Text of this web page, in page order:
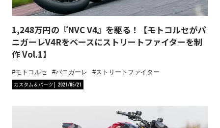
1,248万円の『NVC V4』を駆る！【モトコルセがパ
ニガーレV4Rをベースにストリートファイターを制
作 Vol.1】
モトコルセ パニガーレ
ストリートファイター
カスタム＆パーツ
2021/05/21